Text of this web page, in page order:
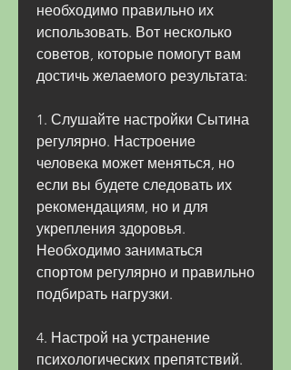
необходимо правильно их
использовать. Вот несколько
советов, которые помогут вам
достичь желаемого результата:
1. Слушайте настройки Сытина
регулярно. Настроение
человека может меняться, но
если вы будете следовать их
рекомендациям, но и для
укрепления здоровья.
Необходимо заниматься
спортом регулярно и правильно
подбирать нагрузки.
4. Настрой на устранение
психологических препятствий.